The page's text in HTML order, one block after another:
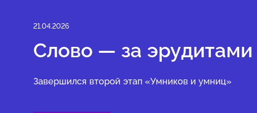
21.04.2026
Слово — за эрудитами
Завершился второй этап «Умников и умниц»